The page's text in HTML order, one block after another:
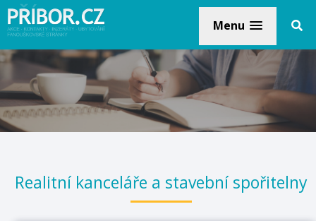
Menu
Realitní kanceláře a stavební spořitelny